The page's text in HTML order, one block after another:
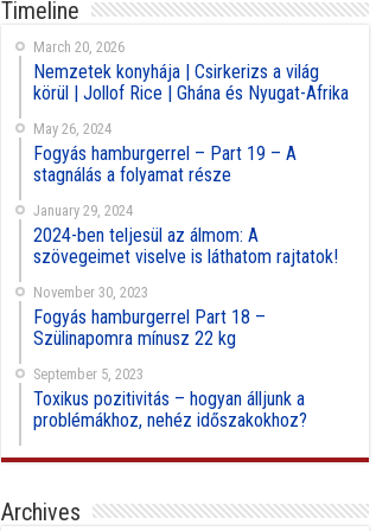
Timeline
March 20, 2026
Nemzetek konyhája | Csirkerizs a világ
körül | Jollof Rice | Ghána és Nyugat-Afrika
May 26, 2024
Fogyás hamburgerrel – Part 19 – A
stagnálás a folyamat része
January 29, 2024
2024-ben teljesül az álmom: A
szövegeimet viselve is láthatom rajtatok!
November 30, 2023
Fogyás hamburgerrel Part 18 –
Szülinapomra mínusz 22 kg
September 5, 2023
Toxikus pozitivitás – hogyan álljunk a
problémákhoz, nehéz időszakokhoz?
Archives